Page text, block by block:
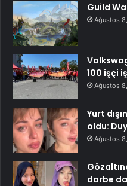
Guild
Ağustos
100 işçi
Ağustos
Yurt
oldu:
Ağustos
darbe